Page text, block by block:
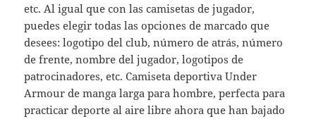
etc. Al igual que con las camisetas de jugador,
puedes elegir todas las opciones de marcado que
desees: logotipo del club, número de atrás, número
de frente, nombre del jugador, logotipos de
patrocinadores, etc. Camiseta deportiva Under
Armour de manga larga para hombre, perfecta para
practicar deporte al aire libre ahora que han bajado